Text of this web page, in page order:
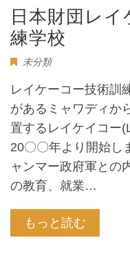
日本財団レ
練学校
未分類
レイケーコー技術訓
があるミャワディか
置するレイケイコー
20〇〇年より開始し
ャンマー政府軍との
の教育、就業…
もっと読む